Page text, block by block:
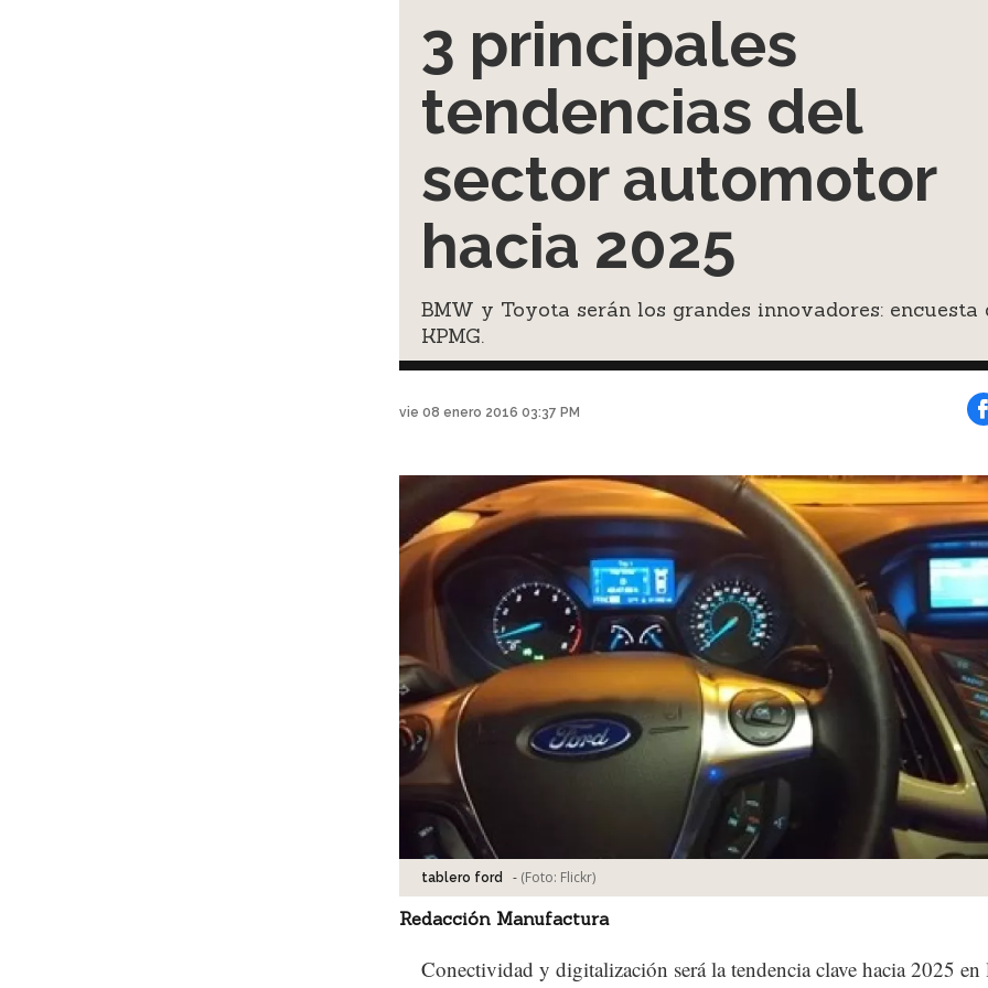
3 principales
tendencias del
sector automotor
hacia 2025
BMW y Toyota serán los grandes innovadores: encuesta
KPMG.
vie 08 enero 2016 03:37 PM
tablero ford - (Foto: Flickr)
Redacción Manufactura
Conectividad y digitalización será la tendencia clave hacia 2025 en